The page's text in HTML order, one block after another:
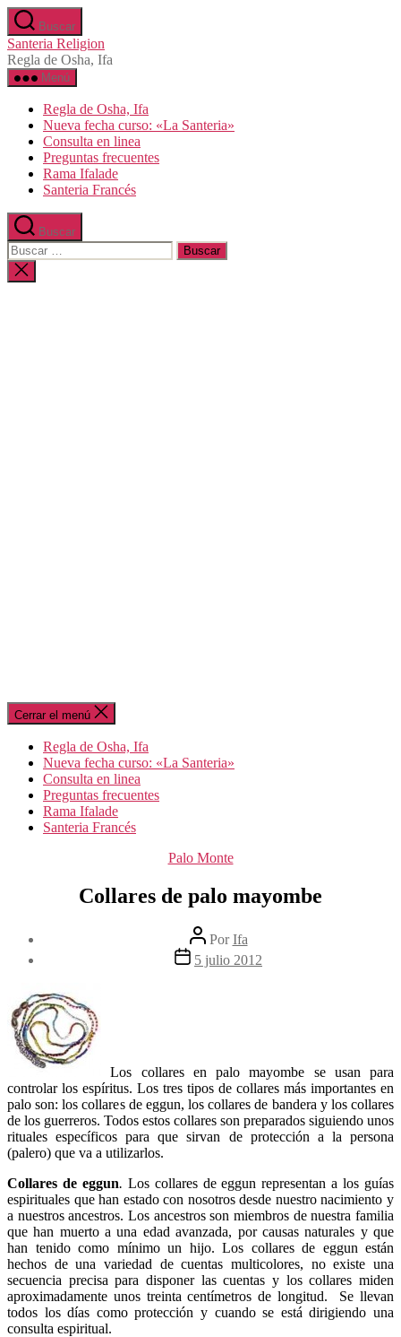
Saltar
al
contenido
Buscar
Santeria Religion
Regla de Osha, Ifa
Menú
Regla de Osha, Ifa
Nueva fecha curso: «La Santeria»
Consulta en linea
Preguntas frecuentes
Rama Ifalade
Santeria Francés
Buscar
Buscar:
Cerrar
la
Cerrar el menú
Regla de Osha, Ifa
Nueva fecha curso: «La Santeria»
Consulta en linea
Preguntas frecuentes
Rama Ifalade
Santeria Francés
Categorías
Palo Monte
Collares de palo mayombe
Autor
de
la
PorIfa
Fecha5 julio 2012
Los collares en palo mayombe se usan para
controlar los espíritus. Los tres tipos de collares más importantes en
palo son: los collares de eggun, los collares de bandera y los collares
de los guerreros. Todos estos collares son preparados siguiendo unos
rituales específicos para que sirvan de protección a la persona
(palero) que va a utilizarlos.
Collares de eggun. Los collares de eggun representan a los guías
espirituales que han estado con nosotros desde nuestro nacimiento y
a nuestros ancestros. Los ancestros son miembros de nuestra familia
que han muerto a una edad avanzada, por causas naturales y que
han tenido como mínimo un hijo. Los collares de eggun están
hechos de una variedad de cuentas multicolores, no existe una
secuencia precisa para disponer las cuentas y los collares miden
aproximadamente unos treinta centímetros de longitud. Se llevan
todos los días como protección y cuando se está dirigiendo una
consulta espiritual.